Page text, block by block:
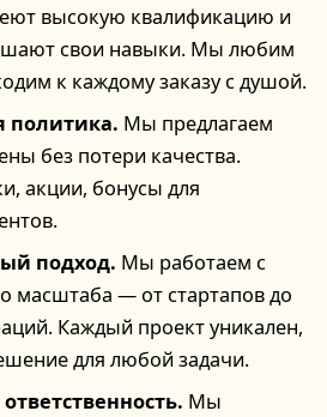
высокую квалификацию и
свои навыки. Мы любим
к каждому заказу с душой.
политика. Мы предлагаем
без потери качества.
акции, бонусы для
подход. Мы работаем с
масштаба — от стартапов до
Каждый проект уникален,
для любой задачи.
Мы